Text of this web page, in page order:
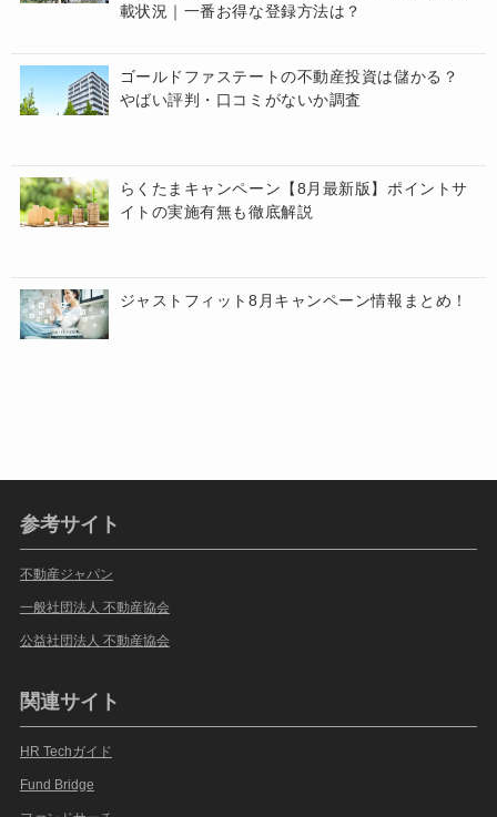
載状況｜一番お得な登録方法は？
ゴールドファステートの不動産投資は儲かる？
やばい評判・口コミがないか調査
らくたまキャンペーン【8月最新版】ポイントサ
イトの実施有無も徹底解説
ジャストフィット8月キャンペーン情報まとめ！
参考サイト
不動産ジャパン
一般社団法人 不動産協会
公益社団法人 不動産協会
関連サイト
HR Techガイド
Fund Bridge